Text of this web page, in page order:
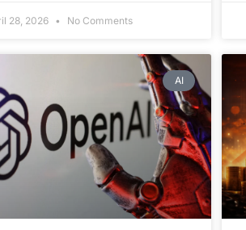
28, 2026 No Comments
AI